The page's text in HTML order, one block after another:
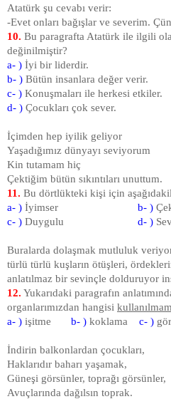
Atatürk şu cevabı verir:
-Evet onları bağışlar ve severim.
10. Bu paragrafta Atatürk ile ilgili
değinilmiştir?
a- ) İyi bir liderdir.
b- ) Bütün insanlara değer verir.
c- ) Konuşmaları ile herkesi etkiler.
d- ) Çocukları çok sever.
İçimden hep iyilik geliyor
Yaşadığımız dünyayı seviyorum
Kin tutamam hiç
Çektiğim bütün sıkıntıları unuttum.
11. Bu dörtlükteki kişi için
a- ) İyimser b- )
c- ) Duygulu d- )
Buralarda dolaşmak mutluluk
türlü türlü kuşların ötüşleri,
anlatılmaz bir sevinçle dolduruyor
12. Yukarıdaki paragrafın
organlarımızdan hangisi
a- ) işitme b- ) koklama c- )
İndirin balkonlardan çocukları,
Haklarıdır baharı yaşamak,
Güneşi görsünler, toprağı görsünler,
Avuçlarında dağılsın toprak.